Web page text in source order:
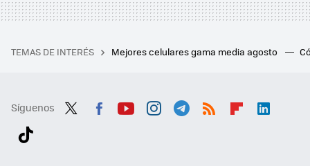
TEMAS DE INTERÉS Mejores celulares gama media agosto
Síguenos